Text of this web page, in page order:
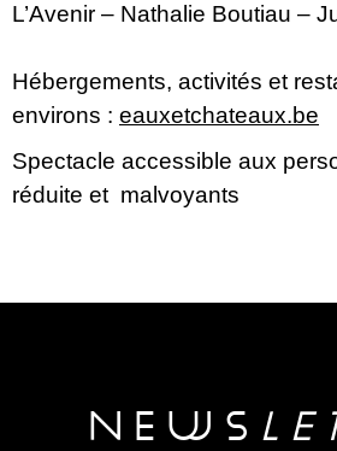
L’Avenir – Nathalie Boutiau –
Hébergements, activités et
environs : eauxetchateaux.be
Spectacle accessible aux
réduite et malvoyants
NEwS